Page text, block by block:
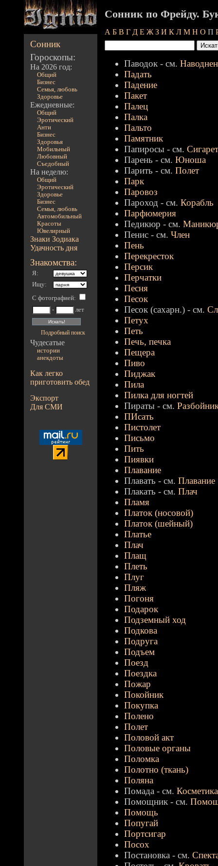
Сонник
Гороскопы:
На 2026 год:
Общий
Бизнес
Семья, любовь
Здоровье
Ежедневные:
Общий
Эротический
Анти
Бизнес
Здоровья
Мобильный
Любовный
Съедобный
На неделю:
Общий
Эротический
Здоровье
Бизнес
Семья, любовь
Автомобильный
Красоты
Ювелирный
Знаки Зодиака
Удачность дня
Знакомства:
Я:
Ищу:
С фотографией:
-
лет
Подробный поиск
Чудесатые
истории
анекдоты
Как легко
приготовить обед
Экспорт
Для СМИ
Сонник по Фрейду.
А Б В Г Д Е Ж З И К Л М Н О П
Паводок - см.
Падать
Падение
Пакет
Палец
Палка
Пальто
Памятник
Папиросы - см.
Парень - см. Юноша
Парить - см. Полет
Парк
Паровоз
Пароход - см. Корабль
Парфюмерия
Педикюр - см.
Пенис - см. Член
Пень
Перекресток
Персик
Перчатки
Песня
Песок
Песок (сахарн.) - см.
Петух
Петь
Печь, печка
Пещера
Пиво
Пиджак
Пила
Пилка для ногтей
Пираты - см.
ПИсать
Пистолет
Письмо
Пить
Пиявки
Плавание
Плавать - см. Плавание
Плакать - см. Плач
Пламя
Платок (носовой)
Платок (шейный)
Платье
Плач
Плащ
Плеть
Плуг
Пляж
Погоня
Подарок
Подземный ход
Подкова
Подруга
Подъем
Поезд
Поездка
Пожар
Покойник
Покупка
Полено
Полет
Половой акт
Половые органы
Поломка
Полотно (ткань)
Поляна
Помада - см. Косметика
Помощник - см.
Помощь
Попугай
Портсигар
Посох
Постановка - см.